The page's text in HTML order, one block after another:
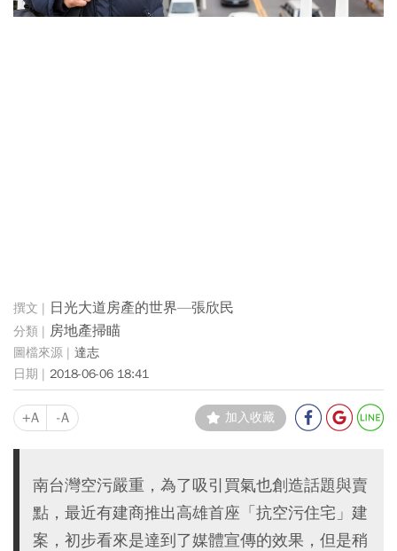
日光大道房產的世界—張欣民
房地產掃瞄
達志
2018-06-06 18:41
+A -A 加入收藏
南台灣空污嚴重，為了吸引買氣也創造話題與賣
點，最近有建商推出高雄首座「抗空污住宅」建
案，初步看來是達到了媒體宣傳的效果，但是稍